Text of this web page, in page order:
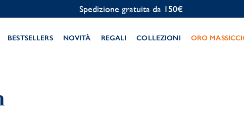
Spedizione gratuita da 150€
BESTSELLERS NOVITÀ REGALI COLLEZIONI ORO